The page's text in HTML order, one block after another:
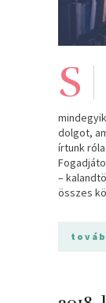
S
dolgot,
írtunk
–
összes